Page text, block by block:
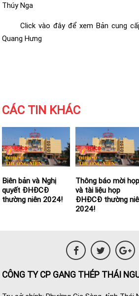
Thúy Nga
Click vào đây để xem Bản cung
Quang Hưng
CÁC TIN KHÁC
Biên bản và Nghị
quyết ĐHĐCĐ
thường niên 2024!
Thông báo mời họp
và tài liệu họp
ĐHĐCĐ thường
2024!
CÔNG TY CP GANG THÉP THÁI